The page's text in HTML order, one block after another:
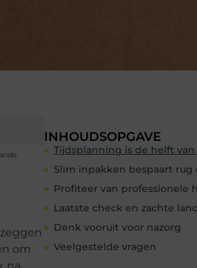
om
INHOUDSOPGAVE
Tijdsplanning is de helft
Slim inpakken bespaart rug
Profiteer van professionele
Laatste check en zachte
Denk vooruit voor nazorg
Veelgestelde vragen